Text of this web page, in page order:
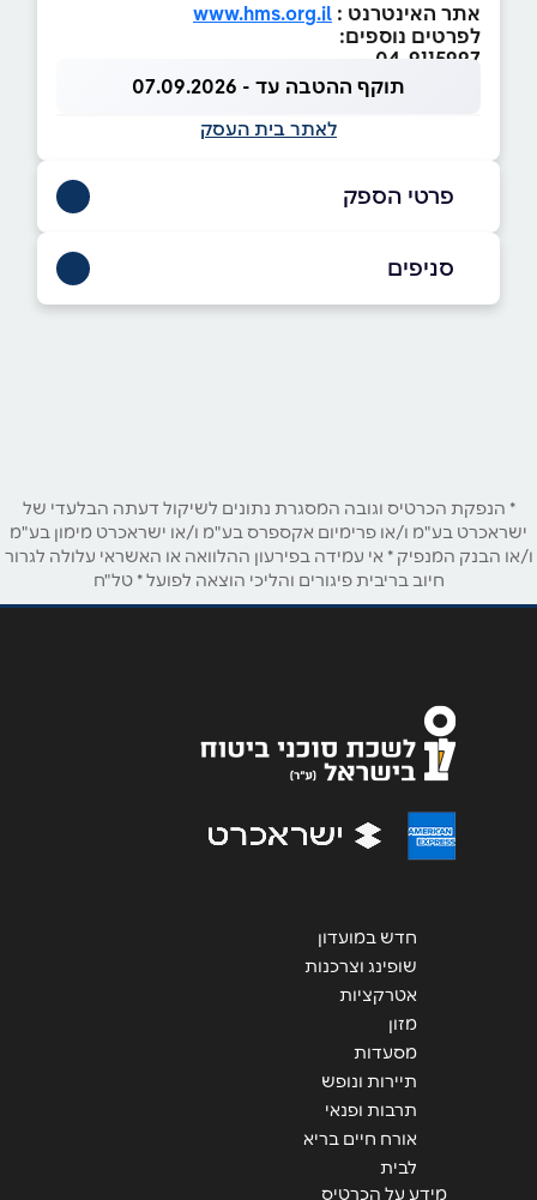
אתר האינטרנט : www.hms.org.il
לפרטים נוספים:
04-9115997
תוקף ההטבה עד - 07.09.2026
לאתר בית העסק
פרטי הספק
באתר
טלפון*
אימייל *
אנא חזרו אלי בקשר ל...
הודעה*
סניפים
* הנפקת הכרטיס וגובה המסגרת נתונים לשיקול דעתה הבלעדי של
ישראכרט בע"מ ו/או פרימיום אקספרס בע"מ ו/או ישראכרט מימון בע"מ
ו/או הבנק המנפיק * אי עמידה בפירעון ההלוואה או האשראי עלולה לגרור
חיוב בריבית פיגורים והליכי הוצאה לפועל * טל"ח
חדש במועדון
שופינג וצרכנות
אטרקציות
מזון
מסעדות
תיירות ונופש
תרבות ופנאי
אורח חיים בריא
לבית
מידע על הכרטיס